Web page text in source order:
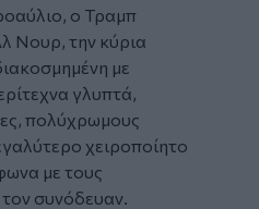
ο Τραμπ
Νουρ, την κύρια
με
γλυπτά,
πολύχρωμους
χειροποίητο
με τους
συνόδευαν.